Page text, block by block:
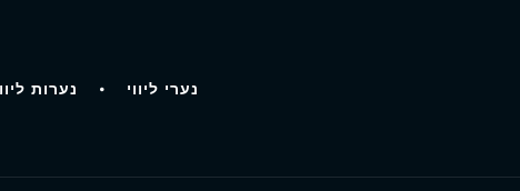
נערות נערי ליווי